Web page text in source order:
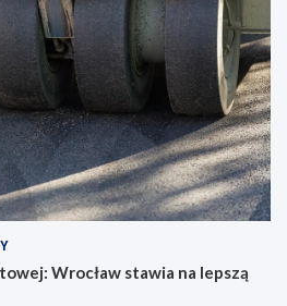
Wrocław stawia na lepszą